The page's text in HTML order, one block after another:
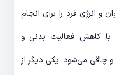
انرژی فرد را برای انجام
با کاهش فعالیت بدنی و
چاقی می‌شود. یکی دیگر از